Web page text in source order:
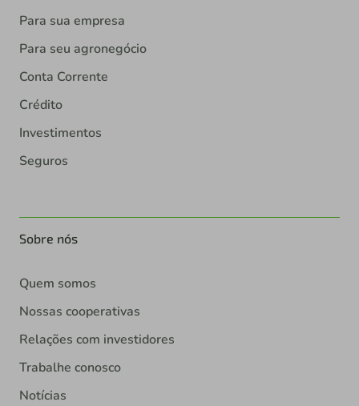
Para sua empresa
Para seu agronegócio
Conta Corrente
Crédito
Investimentos
Seguros
Sobre nós
Quem somos
Nossas cooperativas
Relações com investidores
Trabalhe conosco
Notícias